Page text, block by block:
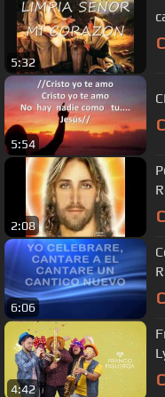
5:32
5:54
2:08
6:06
4:42